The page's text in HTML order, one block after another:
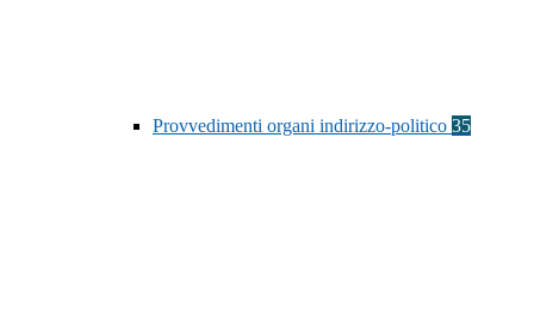
Provvedimenti organi indirizzo-politico 35